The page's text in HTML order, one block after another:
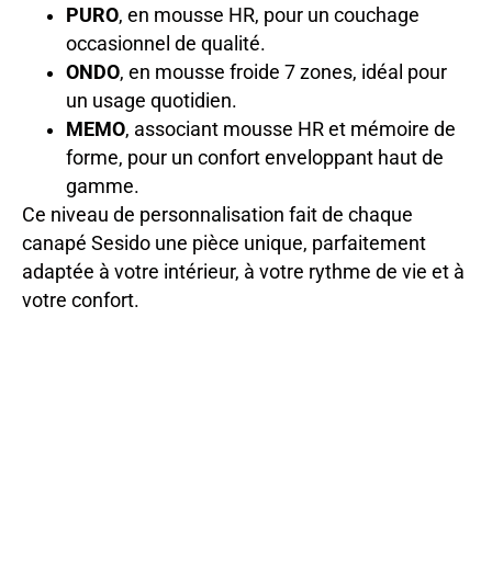
PURO, en mousse HR, pour un couchage
occasionnel de qualité.
ONDO, en mousse froide 7 zones, idéal pour
un usage quotidien.
MEMO, associant mousse HR et mémoire de
forme, pour un confort enveloppant haut de
gamme.
Ce niveau de personnalisation fait de chaque
canapé Sesido une pièce unique, parfaitement
adaptée à votre intérieur, à votre rythme de vie et à
votre confort.